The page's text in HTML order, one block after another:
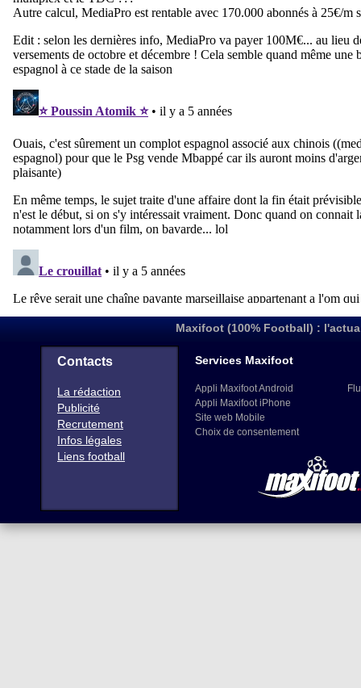
Maxifoot (100% Football) :
Contacts
La rédaction
Publicité
Recrutement
Infos légales
Liens football
Services Maxifoot
Appli Maxifoot Android
Appli Maxifoot iPhone
Site web Mobile
Choix de consentement